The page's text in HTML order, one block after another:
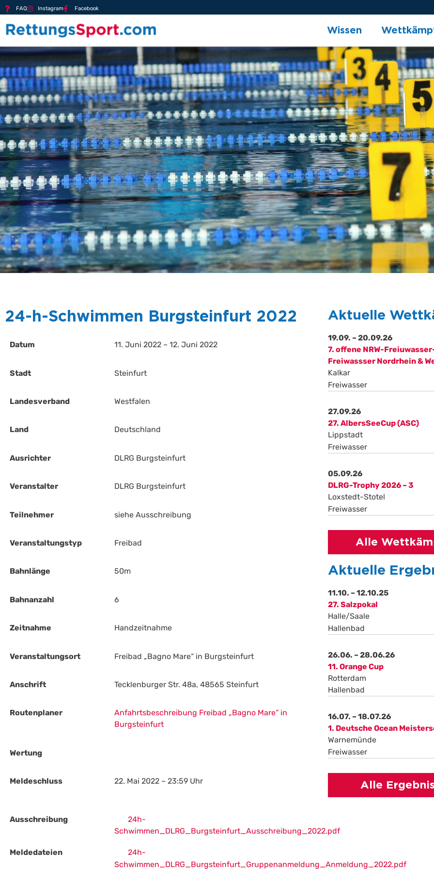
FAQ Instagram Facebook
Wissen
24-h-Schwimmen Burgsteinfurt 2022
Datum 11. Juni 2022 – 12. Juni 2022
Stadt Steinfurt
Landesverband Westfalen
Land Deutschland
Ausrichter DLRG Burgsteinfurt
Veranstalter DLRG Burgsteinfurt
Teilnehmer siehe Ausschreibung
Veranstaltungstyp Freibad
Bahnlänge 50m
Bahnanzahl 6
Zeitnahme Handzeitnahme
Veranstaltungsort Freibad „Bagno Mare“ in Burgsteinfurt
Anschrift Tecklenburger Str. 48a, 48565 Steinfurt
Routenplaner
Anfahrtsbeschreibung Freibad „Bagno Mare“ in
Burgsteinfurt
Wertung
Meldeschluss 22. Mai 2022 – 23:59 Uhr
Ausschreibung
24h-
Schwimmen_DLRG_Burgsteinfurt_Ausschreibung_2022.pdf
Meldedateien
24h-
Schwimmen_DLRG_Burgsteinfurt_Gruppenanmeldung_Anmeldung_2022.pdf
Aktuelle
19.09. – 20.09.26
7. offene NRW-
Freiwassser Nordrhein &
Kalkar
Freiwasser
27.09.26
27. AlbersSeeCup (ASC)
Lippstadt
Freiwasser
05.09.26
DLRG-Trophy 2026 – 3
Loxstedt-Stotel
Freiwasser
Alle
Aktuelle
11.10. – 12.10.25
27. Salzpokal
Halle/Saale
Hallenbad
26.06. – 28.06.26
11. Orange Cup
Rotterdam
Hallenbad
16.07. – 18.07.26
1. Deutsche Ocean
Warnemünde
Freiwasser
Alle